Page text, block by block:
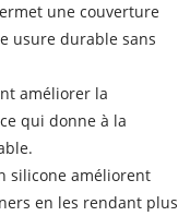
une couverture
usure durable sans
améliorer la
qui donne à la
silicone améliorent
en les rendant plus